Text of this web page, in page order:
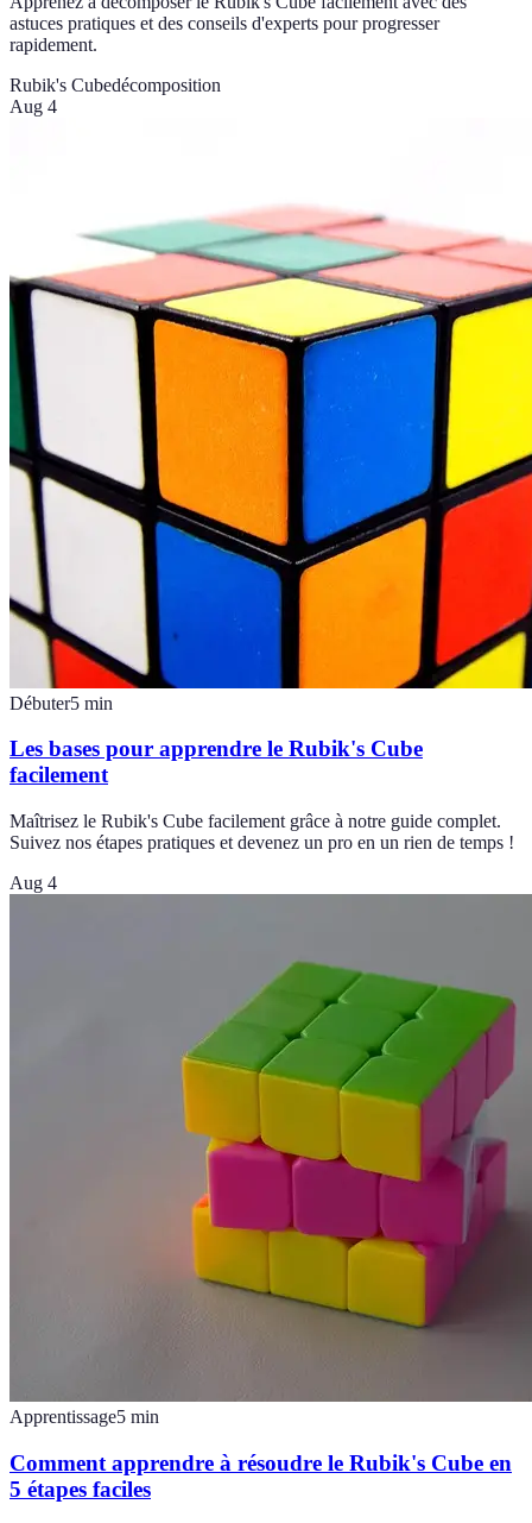
astuces pratiques et des conseils d'experts pour progresser
rapidement.
Rubik's Cubedécomposition
Aug 4
Débuter5 min
Les bases pour apprendre le Rubik's Cube
facilement
Maîtrisez le Rubik's Cube facilement grâce à notre guide complet.
Suivez nos étapes pratiques et devenez un pro en un rien de temps !
Aug 4
Apprentissage5 min
Comment apprendre à résoudre le Rubik's Cube en
5 étapes faciles